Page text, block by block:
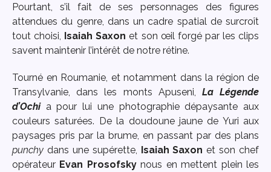
Pourtant, s’il fait de ses personnages des figures
attendues du genre, dans un cadre spatial de surcroît
tout choisi, Isaiah Saxon et son œil forgé par les clips
savent maintenir l’intérêt de notre rétine.
Tourné en Roumanie, et notamment dans la région de
Transylvanie, dans les monts Apuseni, La Légende
d’Ochia pour lui une photographie dépaysante aux
couleurs saturées. De la doudoune jaune de Yuri aux
paysages pris par la brume, en passant par des plans
punchy dans une supérette, Isaiah Saxon et son chef
opérateur Evan Prosofskynous en mettent plein les